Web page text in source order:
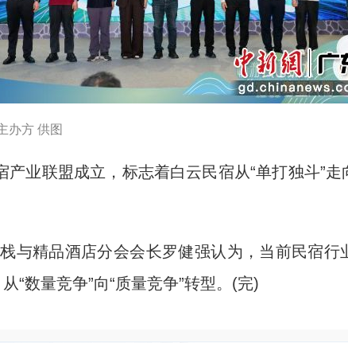
办方 供图
业联盟成立，标志着白云民宿从“单打独斗”走
精品酒店分会会长罗健强认为，当前民宿行
“数量竞争”向“质量竞争”转型。(完)